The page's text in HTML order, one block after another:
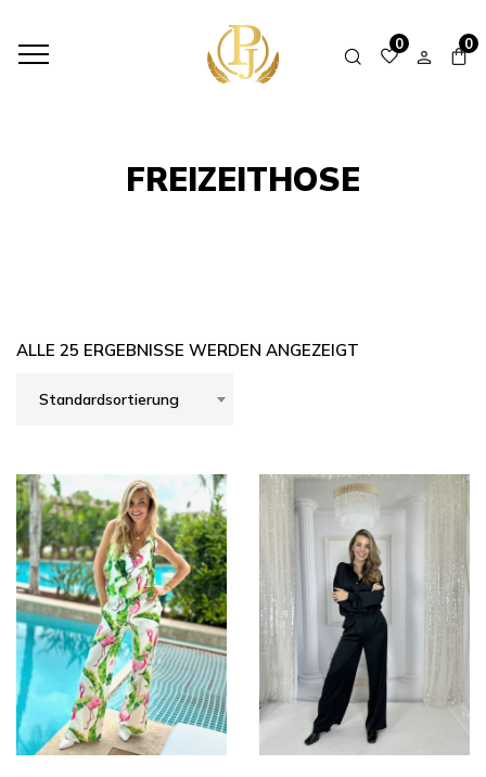
0 0
FREIZEITHOSE
FREIZEITHOSE
ALLE 25 ERGEBNISSE WERDEN ANGEZEIGT
Standardsortierung